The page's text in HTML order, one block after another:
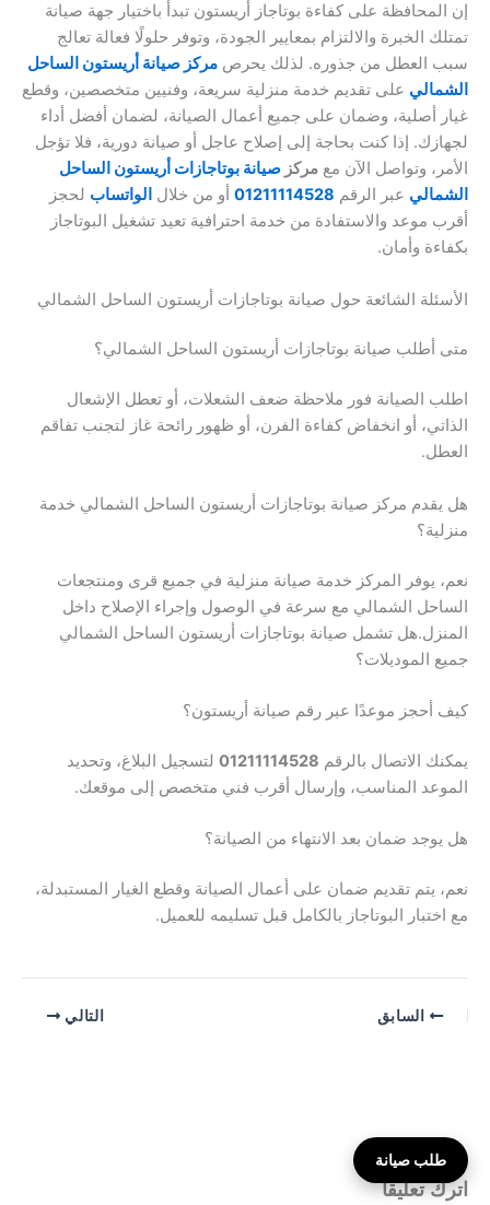
طلب صيانة
إن المحافظة على كفاءة بوتاجاز أريستون تبدأ باختيار جهة صيانة
تمتلك الخبرة والالتزام بمعايير الجودة، وتوفر حلولًا فعالة تعالج
سبب العطل من جذوره. لذلك يحرص مركز صيانة أريستون الساحل
الشمالي على تقديم خدمة منزلية سريعة، وفنيين متخصصين، وقطع
غيار أصلية، وضمان على جميع أعمال الصيانة، لضمان أفضل أداء
لجهازك. إذا كنت بحاجة إلى إصلاح عاجل أو صيانة دورية، فلا تؤجل
الأمر، وتواصل الآن مع مركز صيانة بوتاجازات أريستون الساحل
الشمالي عبر الرقم 01211114528 أو من خلال الواتساب لحجز
أقرب موعد والاستفادة من خدمة احترافية تعيد تشغيل البوتاجاز
بكفاءة وأمان.
الأسئلة الشائعة حول صيانة بوتاجازات أريستون الساحل الشمالي
متى أطلب صيانة بوتاجازات أريستون الساحل الشمالي؟
اطلب الصيانة فور ملاحظة ضعف الشعلات، أو تعطل الإشعال
الذاتي، أو انخفاض كفاءة الفرن، أو ظهور رائحة غاز لتجنب تفاقم
العطل.
هل يقدم مركز صيانة بوتاجازات أريستون الساحل الشمالي خدمة
منزلية؟
نعم، يوفر المركز خدمة صيانة منزلية في جميع قرى ومنتجعات
الساحل الشمالي مع سرعة في الوصول وإجراء الإصلاح داخل
المنزل.هل تشمل صيانة بوتاجازات أريستون الساحل الشمالي
جميع الموديلات؟
كيف أحجز موعدًا عبر رقم صيانة أريستون؟
يمكنك الاتصال بالرقم 01211114528 لتسجيل البلاغ، وتحديد
الموعد المناسب، وإرسال أقرب فني متخصص إلى موقعك.
هل يوجد ضمان بعد الانتهاء من الصيانة؟
نعم، يتم تقديم ضمان على أعمال الصيانة وقطع الغيار المستبدلة،
مع اختبار البوتاجاز بالكامل قبل تسليمه للعميل.
السابق التالي
اترك تعليقاً